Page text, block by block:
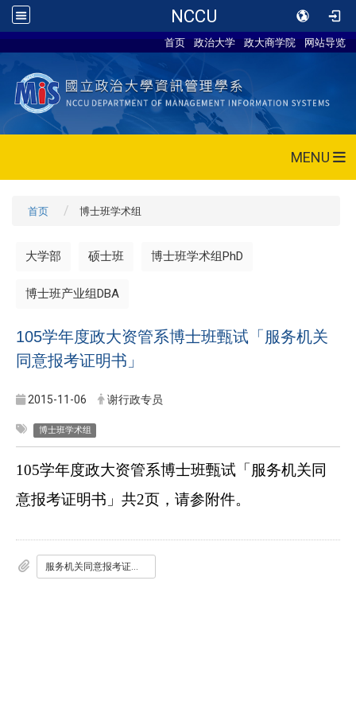
NCCU
首页 政治大学 政大商学院 网站导览
MENU
首页 博士班学术组
大学部 硕士班 博士班学术组PhD
博士班产业组DBA
105学年度政大资管系博士班甄试「服务机关
同意报考证明书」
2015-11-06 谢行政专员
博士班学术组
105学年度政大资管系博士班甄试「服务机关同
意报考证明书」共2页，请参附件。
服务机关同意报考证明书.doc